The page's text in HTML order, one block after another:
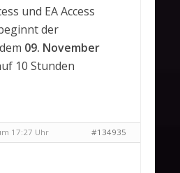
und EA Access
der
09. November
10 Stunden
17:27 Uhr #134935